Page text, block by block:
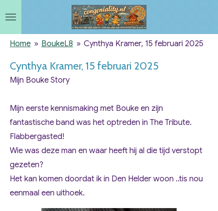
naar
hoofdinhoud
Home » BoukeL8 » Cynthya Kramer, 15 februari 2025
Cynthya Kramer, 15 februari 2025
Mijn Bouke Story
Mijn eerste kennismaking met Bouke en zijn
fantastische band was het optreden in The Tribute.
Flabbergasted!
Wie was deze man en waar heeft hij al die tijd verstopt
gezeten?
Het kan komen doordat ik in Den Helder woon ..tis nou
eenmaal een uithoek.